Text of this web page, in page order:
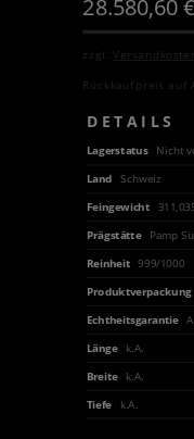
28.580,60€
zzgl.
Rückkaufpreis auf
DETAILS
Lagerstatus Nicht
Land
Schweiz
Feingewicht
Prägstätte
Pamp
Reinheit 999/1000
Produktverpackung
Echtheitsgarantie
Länge
k.A.
Breite
k.A.
Tiefe
k.A.